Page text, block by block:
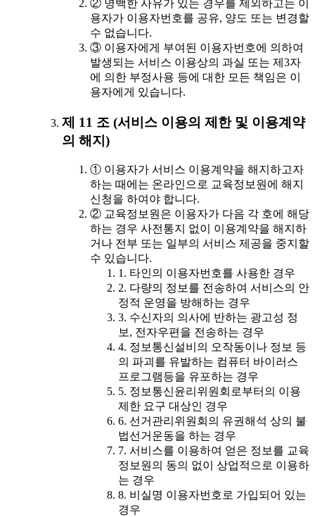
② 명백한 사유가 있는 경우를 제외하고는 이
용자가 이용자번호를 공유, 양도 또는 변경할
수 없습니다.
③ 이용자에게 부여된 이용자번호에 의하여
발생되는 서비스 이용상의 과실 또는 제3자
에 의한 부정사용 등에 대한 모든 책임은 이
용자에게 있습니다.
제 11 조 (서비스 이용의 제한 및 이용계약
의 해지)
① 이용자가 서비스 이용계약을 해지하고자
하는 때에는 온라인으로 교육정보원에 해지
신청을 하여야 합니다.
② 교육정보원은 이용자가 다음 각 호에 해당
하는 경우 사전통지 없이 이용계약을 해지하
거나 전부 또는 일부의 서비스 제공을 중지할
수 있습니다.
1. 타인의 이용자번호를 사용한 경우
2. 다량의 정보를 전송하여 서비스의 안
정적 운영을 방해하는 경우
3. 수신자의 의사에 반하는 광고성 정
보, 전자우편을 전송하는 경우
4. 정보통신설비의 오작동이나 정보 등
의 파괴를 유발하는 컴퓨터 바이러스
프로그램등을 유포하는 경우
5. 정보통신윤리위원회로부터의 이용
제한 요구 대상인 경우
6. 선거관리위원회의 유권해석 상의 불
법선거운동을 하는 경우
7. 서비스를 이용하여 얻은 정보를 교육
정보원의 동의 없이 상업적으로 이용하
는 경우
8. 비실명 이용자번호로 가입되어 있는
경우